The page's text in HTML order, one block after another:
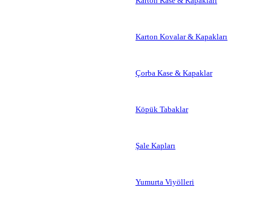
Karton Kovalar & Kapakları
Çorba Kase & Kapaklar
Köpük Tabaklar
Şale Kapları
Yumurta Viyölleri